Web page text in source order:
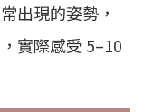
出現的姿勢，
實際感受 5–10